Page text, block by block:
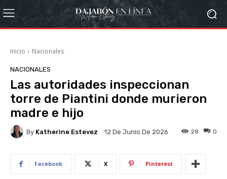
Inicio Nacionales
NACIONALES
Las autoridades inspeccionan
torre de Piantini donde murieron
madre e hijo
By Katherine Estevez 12 De Junio De 2026 0
28
Facebook X Pinterest